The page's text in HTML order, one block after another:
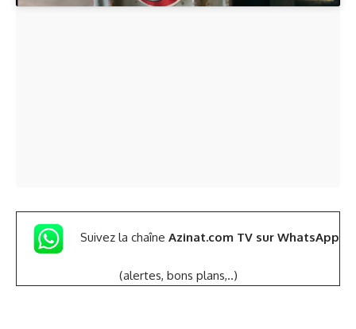
Suivez la chaîne Azinat.com TV sur WhatsApp
(alertes, bons plans,..)